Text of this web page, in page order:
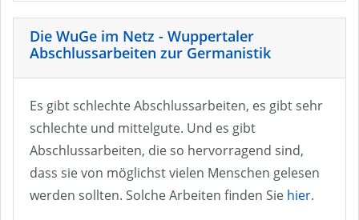
Die WuGe im Netz - Wuppertaler
Abschlussarbeiten zur Germanistik
Es gibt schlechte Abschlussarbeiten, es gibt sehr
schlechte und mittelgute. Und es gibt
Abschlussarbeiten, die so hervorragend sind,
dass sie von möglichst vielen Menschen gelesen
werden sollten. Solche Arbeiten finden Sie hier.